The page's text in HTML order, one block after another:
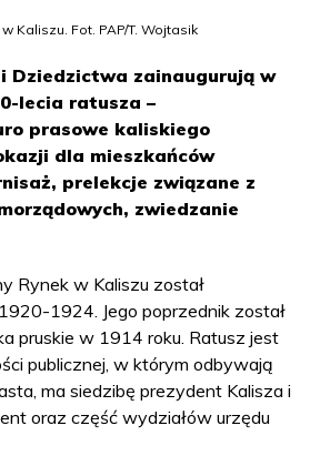
Kaliszu. Fot. PAP/T. Wojtasik
Dziedzictwa zainaugurują w
lecia ratusza –
prasowe kaliskiego
dla mieszkańców
prelekcje związane z
zwiedzanie
Rynek w Kaliszu został
1924. Jego poprzednik został
pruskie w 1914 roku. Ratusz jest
publicznej, w którym odbywają
ma siedzibę prezydent Kalisza i
oraz część wydziałów urzędu